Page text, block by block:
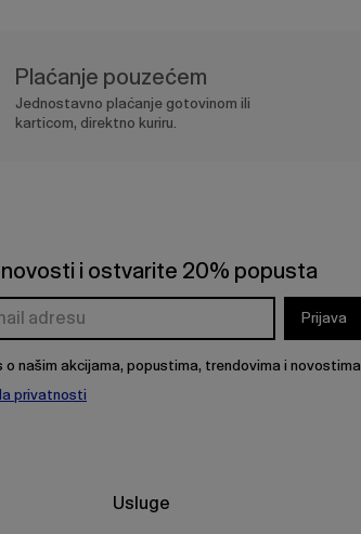
Plaćanje pouzećem
Jednostavno plaćanje gotovinom ili
karticom, direktno kuriru.
i ostvarite 20% popusta
Prijava
našim akcijama, popustima, trendovima i novostima.
privatnosti
Usluge